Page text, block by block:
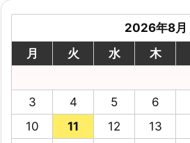
2026年8月
月
火 水 木
3
4 5 6
10
11 12 13